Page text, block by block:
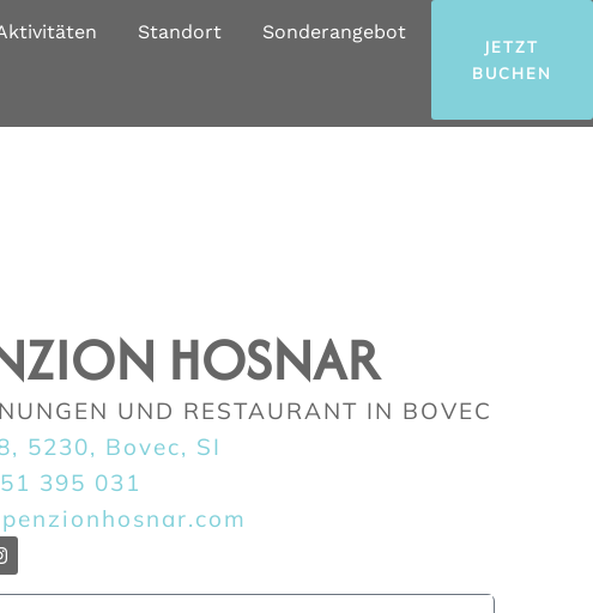
Standort Sonderangebot
JETZT
BUCHEN
HOSNAR
UND RESTAURANT IN BOVEC
5230, Bovec, SI
395 031